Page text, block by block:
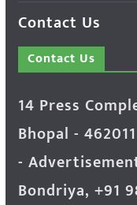
Contact Us
Contact Us
14 Press
Bhopal -
-
Bondriya, +91